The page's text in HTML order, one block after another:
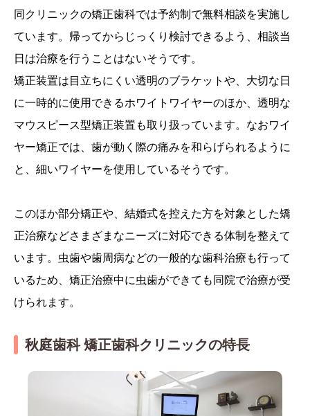
同クリニックの矯正歯科では予約制で無料相談を実施し
ています。帰ってからじっくり検討できるよう、相談当
日は治療を行うことはないそうです。
矯正装置は目立ちにくい透明のブラケットや、大切な日
に一時的に使用できるホワイトワイヤーのほか、透明な
マウスピース型矯正装置も取り扱っています。なおワイ
ヤー矯正では、歯が動く際の痛みを和らげられるように
と、細いワイヤーを使用しているそうです。
このほか部分矯正や、結婚式を控えた方を対象とした矯
正治療などさまざまなニーズに対応できる体制を整えて
います。虫歯や歯周病などの一般的な歯科治療も行って
いるため、矯正治療中に虫歯ができても同院で治療が受
けられます。
秋庭歯科 矯正歯科クリニックの特長